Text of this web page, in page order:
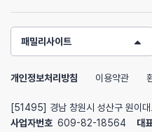
패밀리사이트
개인정보처리방침 이용약관
[51495] 경남 창원시 성산구 원이
사업자번호 609-82-18564 대